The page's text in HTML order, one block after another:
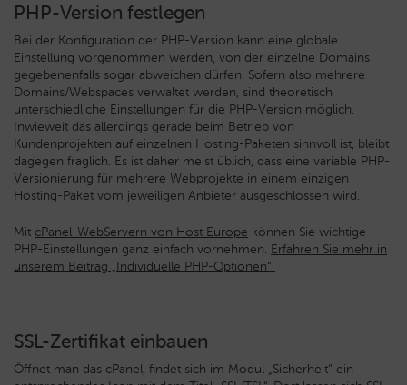
PHP-Version festlegen
Bei der Konfiguration der PHP-Version kann eine globale
Einstellung vorgenommen werden, von der einzelne Domains
gegebenenfalls sogar abweichen dürfen. Sofern also mehrere
Domains/Webspaces verwaltet werden, sind theoretisch
unterschiedliche Einstellungen für die PHP-Version möglich.
Inwieweit das allerdings gerade beim Betrieb von
Kundenprojekten auf einzelnen Hosting-Paketen sinnvoll ist, bleibt
dagegen fraglich. Es ist daher meist üblich, dass eine variable PHP-
Versionierung für mehrere Webprojekte in einem einzigen
Hosting-Paket vom jeweiligen Anbieter ausgeschlossen wird.
Mit cPanel-WebServern von Host Europe können Sie wichtige
PHP-Einstellungen ganz einfach vornehmen. Erfahren Sie mehr in
unserem Beitrag „Individuelle PHP-Optionen“
SSL-Zertifikat einbauen
Öffnet man das cPanel, findet sich im Modul „Sicherheit“ ein